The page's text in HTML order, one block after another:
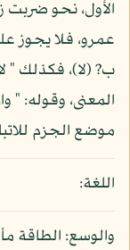
الأول، نحو ضربت
عمرو، فلا يجوز
ب? (لا)، فكذلك "
موضع الجزم
اللغة:
والوسع: الطاقة